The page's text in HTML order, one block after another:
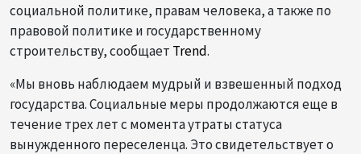
социальной политике, правам человека, а также по
правовой политике и государственному
строительству, сообщает Trend.
«Мы вновь наблюдаем мудрый и взвешенный подход
государства. Социальные меры продолжаются еще в
течение трех лет с момента утраты статуса
вынужденного переселенца. Это свидетельствует о